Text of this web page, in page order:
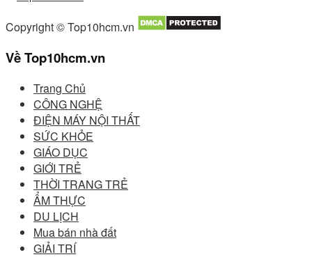
Copyright © Top10hcm.vn
Về Top10hcm.vn
Trang Chủ
CÔNG NGHỆ
ĐIỆN MÁY NỘI THẤT
SỨC KHỎE
GIÁO DỤC
GIỚI TRẺ
THỜI TRANG TRẺ
ẨM THỰC
DU LỊCH
Mua bán nhà đất
GIẢI TRÍ